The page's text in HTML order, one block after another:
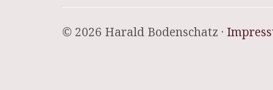
© 2026 Harald Bodenschatz ·